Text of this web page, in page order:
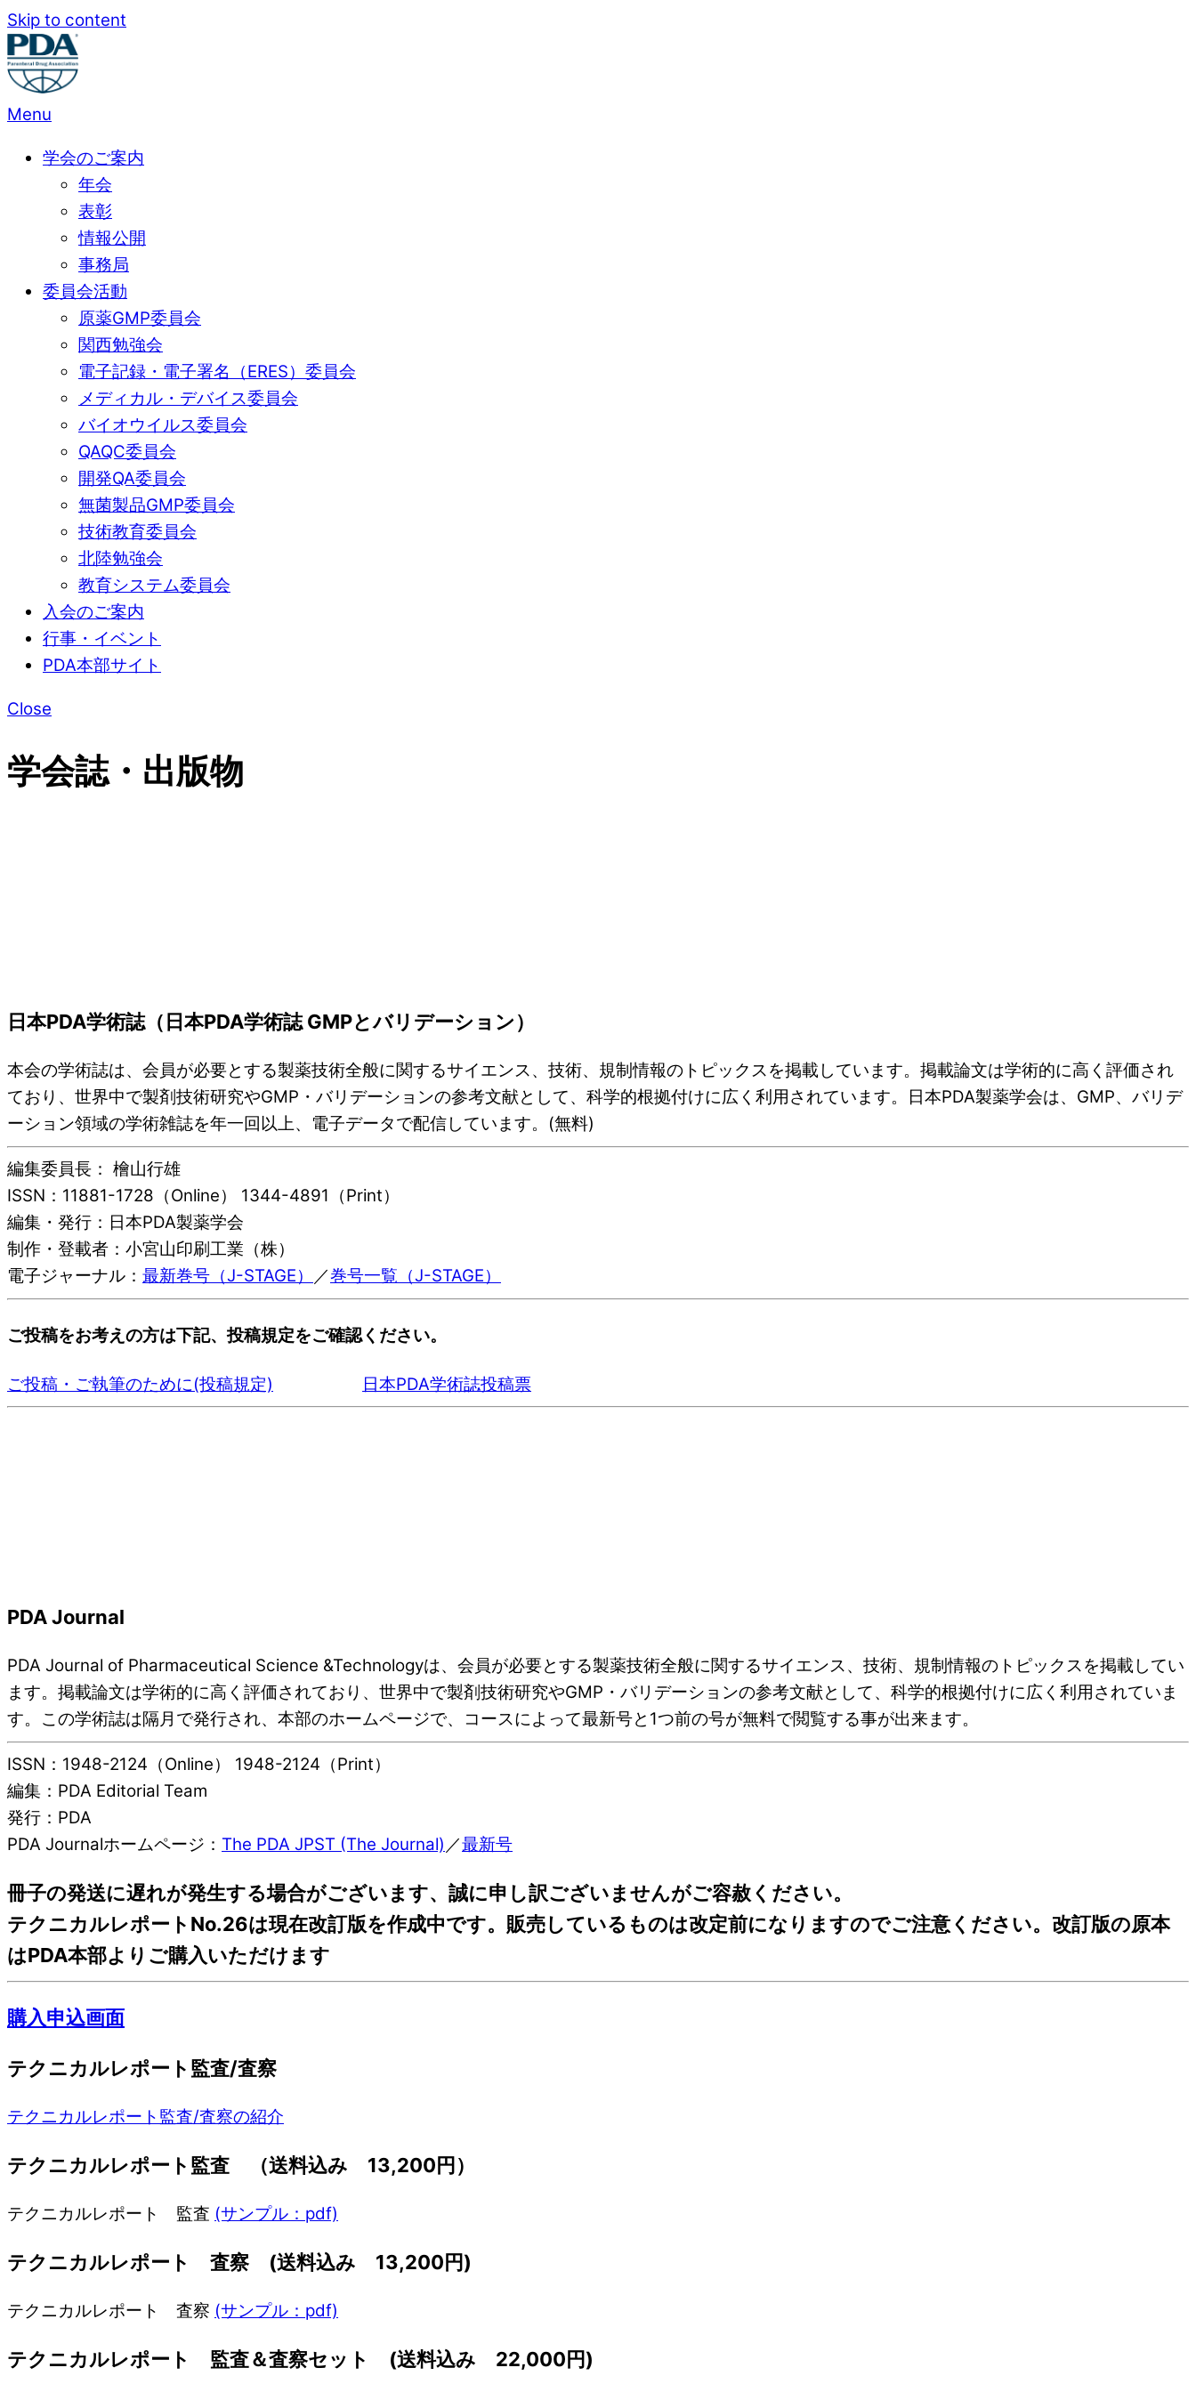
Skip to content
Menu
学会のご案内
年会
表彰
情報公開
事務局
委員会活動
原薬GMP委員会
関西勉強会
電子記録・電子署名（ERES）委員会
メディカル・デバイス委員会
バイオウイルス委員会
QAQC委員会
開発QA委員会
無菌製品GMP委員会
技術教育委員会
北陸勉強会
教育システム委員会
入会のご案内
行事・イベント
PDA本部サイト
Close
学会誌・出版物
日本PDA学術誌（日本PDA学術誌 GMPとバリデーション）
本会の学術誌は、会員が必要とする製薬技術全般に関するサイエンス、技術、規制情報のトピックスを掲載しています。掲載論文は学術的に高く評価され
ており、世界中で製剤技術研究やGMP・バリデーションの参考文献として、科学的根拠付けに広く利用されています。日本PDA製薬学会は、GMP、バリデ
ーション領域の学術雑誌を年一回以上、電子データで配信しています。(無料)
編集委員長： 檜山行雄
ISSN：11881-1728（Online） 1344-4891（Print）
編集・発行：日本PDA製薬学会
制作・登載者：小宮山印刷工業（株）
電子ジャーナル： 最新巻号（J-STAGE） ／巻号一覧（J-STAGE）
ご投稿をお考えの方は下記、投稿規定をご確認ください。
ご投稿・ご執筆のために(投稿規定) 日本PDA学術誌投稿票
PDA Journal
PDA Journal of Pharmaceutical Science &Technologyは、会員が必要とする製薬技術全般に関するサイエンス、技術、規制情報のトピックスを掲載してい
ます。掲載論文は学術的に高く評価されており、世界中で製剤技術研究やGMP・バリデーションの参考文献として、科学的根拠付けに広く利用されていま
す。この学術誌は隔月で発行され、本部のホームページで、コースによって最新号と1つ前の号が無料で閲覧する事が出来ます。
ISSN：1948-2124（Online） 1948-2124（Print）
編集：PDA Editorial Team
発行：PDA
PDA Journalホームページ： The PDA JPST (The Journal) ／最新号
冊子の発送に遅れが発生する場合がございます、誠に申し訳ございませんがご容赦ください。
テクニカルレポートNo.26は現在改訂版を作成中です。販売しているものは改定前になりますのでご注意ください。改訂版の原本
はPDA本部よりご購入いただけます
購入申込画面
テクニカルレポート監査/査察
テクニカルレポート監査/査察の紹介
テクニカルレポート監査 （送料込み 13,200円）
テクニカルレポート 監査 (サンプル：pdf)
テクニカルレポート 査察 (送料込み 13,200円)
テクニカルレポート 査察 (サンプル：pdf)
テクニカルレポート 監査＆査察セット (送料込み 22,000円)